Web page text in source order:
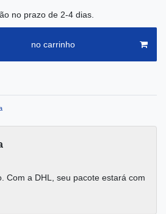
no prazo de 2-4 dias.
no carrinho
Com a DHL, seu pacote estará com